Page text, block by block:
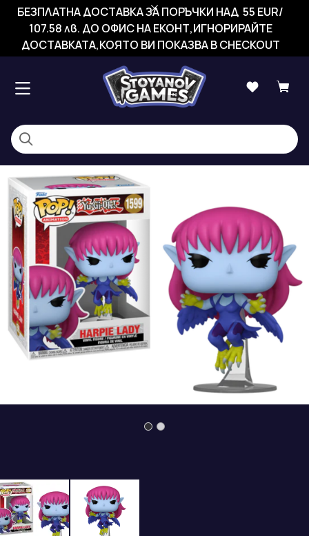
БЕЗПЛАТНА ДОСТАВКА ЗА ПОРЪЧКИ НАД 55 EUR/
107.58 лв. ДО ОФИС НА ЕКОНТ,ИГНОРИРАЙТЕ
ДОСТАВКАТА,КОЯТО ВИ ПОКАЗВА В CHECKOUT